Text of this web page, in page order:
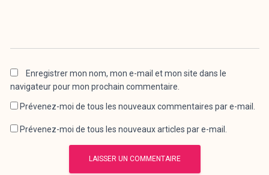
Enregistrer mon nom, mon e-mail et mon site dans le
navigateur pour mon prochain commentaire.
Prévenez-moi de tous les nouveaux commentaires par e-mail.
Prévenez-moi de tous les nouveaux articles par e-mail.